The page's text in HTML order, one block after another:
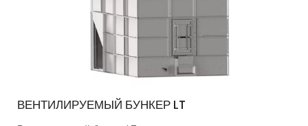
ВЕНТИЛИРУЕМЫЙ БУНКЕР LT